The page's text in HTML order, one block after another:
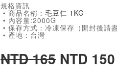
規格資訊
• 商品名稱： 毛豆仁 1KG
• 內容量:2000G
• 保存方式：冷凍保存（開封後請盡
• 產地：台灣
NTD 165 NTD 150